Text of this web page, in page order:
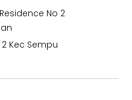
No 2
Kec Sempu